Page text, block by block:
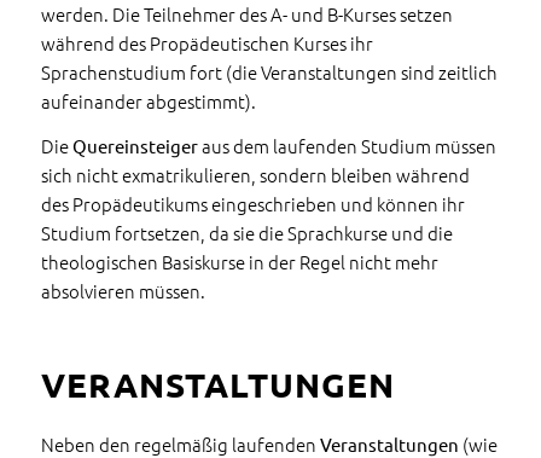
werden. Die Teilnehmer des A- und B-Kurses setzen
während des Propädeutischen Kurses ihr
Sprachenstudium fort (die Veranstaltungen sind zeitlich
aufeinander abgestimmt).
DieQuereinsteigeraus dem laufenden Studium müssen
sich nicht exmatrikulieren, sondern bleiben während
des Propädeutikums eingeschrieben und können ihr
Studium fortsetzen, da sie die Sprachkurse und die
theologischen Basiskurse in der Regel nicht mehr
absolvieren müssen.
VERANSTALTUNGEN
Neben den regelmäßig laufenden Veranstaltungen (wie